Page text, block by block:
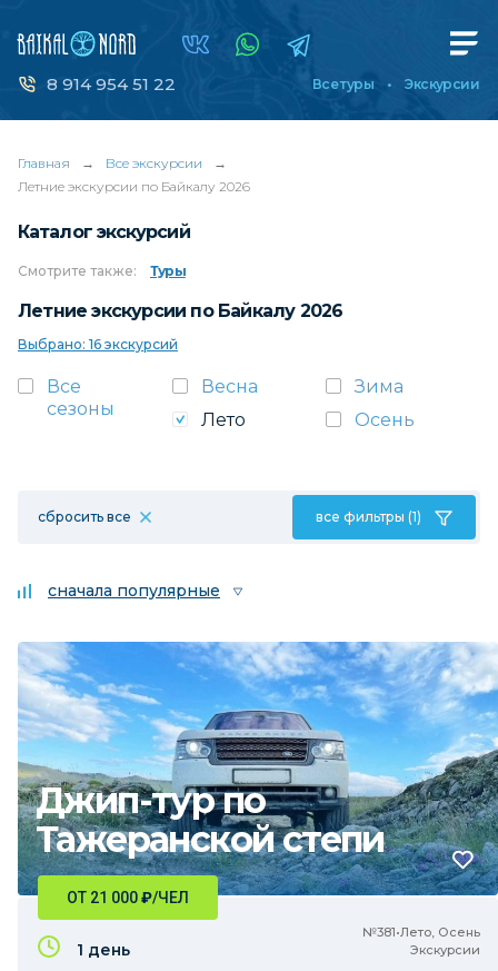
8 914 954 51 22 Все туры Экскурсии
Главная → Все экскурсии
→
Летние экскурсии по Байкалу 2026
Каталог экскурсий
Смотрите также: Туры
Летние экскурсии по Байкалу 2026
Выбрано: 16 экскурсий
Все
сезоны
Весна
Зима
Лето
Осень
сбросить все все фильтры (1)
сначала популярные
Джип-тур по
Тажеранской степи
№381•Лето, Осень
Экскурсии
ОТ 21 000₽/ЧЕЛ
1 день